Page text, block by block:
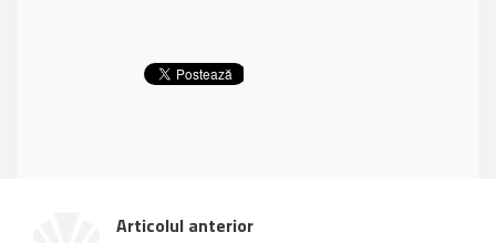
Articolul anterior